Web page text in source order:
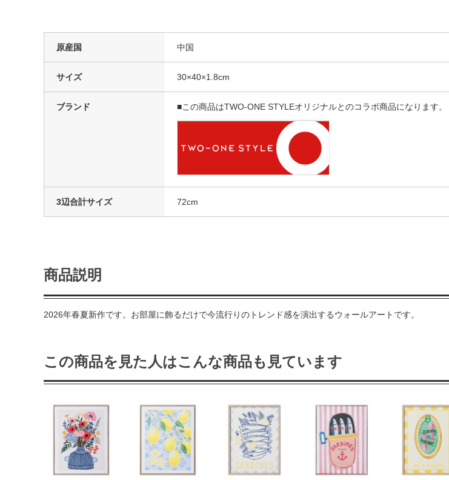
原産国 中国
サイズ 30×40×1.8cm
ブランド ■この商品はTWO-ONE STYLEオリジナルとのコラボ商品になります。
3辺合計サイズ 72cm
商品説明
2026年春夏新作です。お部屋に飾るだけで今流行りのトレンド感を演出するウォールアートです。
この商品を見た人はこんな商品も見ています